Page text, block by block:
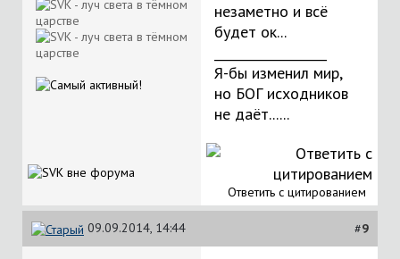
незаметно и всё
будет ок...
Я-бы изменил мир,
но БОГ исходников
не даёт......
Ответить с цитированием
09.09.2014, 14:44 #9